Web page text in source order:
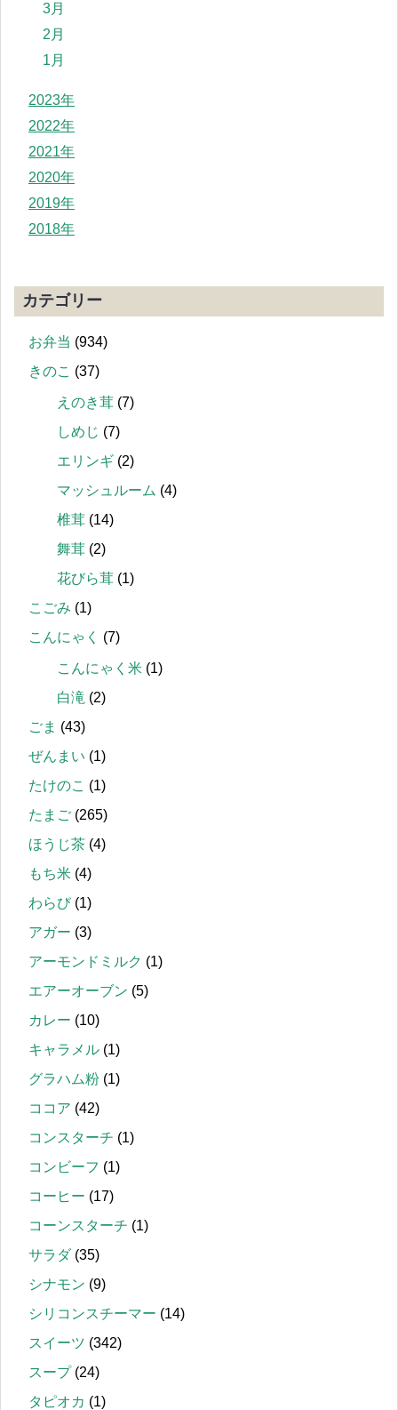
3月
2月
1月
2023年
2022年
2021年
2020年
2019年
2018年
カテゴリー
お弁当 (934)
きのこ (37)
えのき茸 (7)
しめじ (7)
エリンギ (2)
マッシュルーム (4)
椎茸 (14)
舞茸 (2)
花びら茸 (1)
こごみ (1)
こんにゃく
(7)
こんにゃく米 (1)
白滝 (2)
ごま (43)
ぜんまい (1)
たけのこ (1)
たまご (265)
ほうじ茶 (4)
もち米 (4)
わらび(1)
アガー (3)
アーモンドミルク (1)
エアーオーブン (5)
カレー (10)
キャラメル (1)
グラハム粉 (1)
ココア (42)
コンスターチ (1)
コンビーフ (1)
コーヒー (17)
コーンスターチ (1)
サラダ(35)
シナモン (9)
シリコンスチーマー (14)
スイーツ (342)
スープ(24)
タピオカ (1)